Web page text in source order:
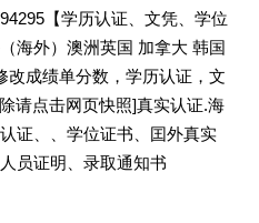
【学历认证、文凭、学位
海外）澳洲英国 加拿大 韩国
改成绩单分数，学历认证，文
请点击网页快照]真实认证.海
证、、学位证书、囯外真实
员证明、录取通知书